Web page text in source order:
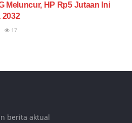
Meluncur, HP Rp5 Jutaan Ini
17
berita aktual